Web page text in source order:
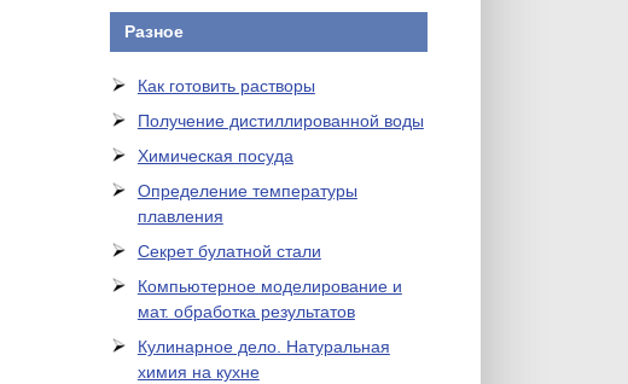
Разное
Как готовить растворы
Получение дистиллированной воды
Химическая посуда
Определение температуры
плавления
Секрет булатной стали
Компьютерное моделирование и
мат. обработка результатов
Кулинарное дело. Натуральная
химия на кухне